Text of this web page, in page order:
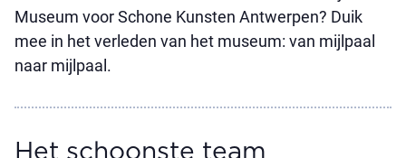
Museum voor Schone Kunsten Antwerpen? Duik
mee in het verleden van het museum: van mijlpaal
naar mijlpaal.
Het schoonste team